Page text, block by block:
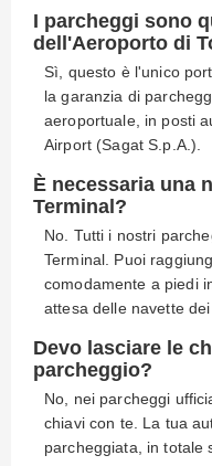
I parcheggi sono
dell'Aeroporto di
Sì, questo è l'unico
la garanzia di
aeroportuale, in posti
Airport (Sagat S.p.A.).
È necessaria una
Terminal?
No. Tutti i nostri
Terminal. Puoi
comodamente a piedi
attesa delle navette
Devo lasciare le
parcheggio?
No, nei parcheggi
chiavi con te. La tua
parcheggiata, in totale